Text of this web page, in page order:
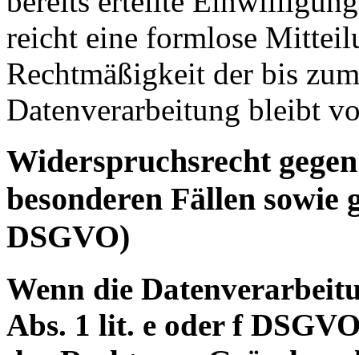
reicht eine formlose
Rechtmäßigkeit der bis
Datenverarbeitung bleibt
Widerspruchsrecht
besonderen Fällen
DSGVO)
Wenn die
Abs. 1 lit. e oder f